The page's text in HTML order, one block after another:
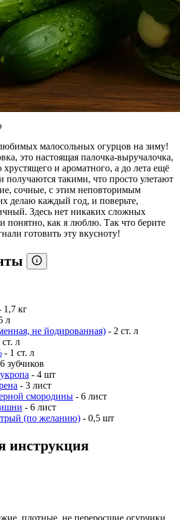
малосольных огурцов на зиму!
это настоящая палочка-выручалочка,
хрустящего и ароматного, а до лета ещё
получаются такими, что просто улетают
сочные, с этим неповторимым
делаю каждый год, и поверьте,
Здесь нет никаких сложных
понятно, как я люблю. Так что берите
готовить эту вкусноту!
1,7 кг
л
не йодированная) - 2 ст. л
л
- 1 ст. л
зубчиков
- 4 шт
- 3 лист
смородины - 6 лист
- 6 лист
(по желанию) - 0,5 шт
инструкция
плотные, не переросшие огурчики,